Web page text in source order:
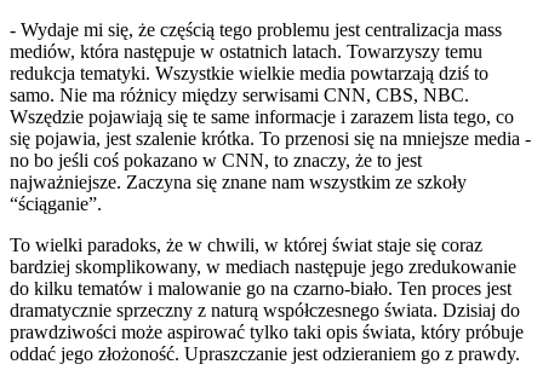
- Wydaje mi się, że częścią tego problemu jest centralizacja mass
mediów, która następuje w ostatnich latach. Towarzyszy temu
redukcja tematyki. Wszystkie wielkie media powtarzają dziś to
samo. Nie ma różnicy między serwisami CNN, CBS, NBC.
Wszędzie pojawiają się te same informacje i zarazem lista tego, co
się pojawia, jest szalenie krótka. To przenosi się na mniejsze media -
no bo jeśli coś pokazano w CNN, to znaczy, że to jest
najważniejsze. Zaczyna się znane nam wszystkim ze szkoły
“ściąganie”.
To wielki paradoks, że w chwili, w której świat staje się coraz
bardziej skomplikowany, w mediach następuje jego zredukowanie
do kilku tematów i malowanie go na czarno-biało. Ten proces jest
dramatycznie sprzeczny z naturą współczesnego świata. Dzisiaj do
prawdziwości może aspirować tylko taki opis świata, który próbuje
oddać jego złożoność. Upraszczanie jest odzieraniem go z prawdy.